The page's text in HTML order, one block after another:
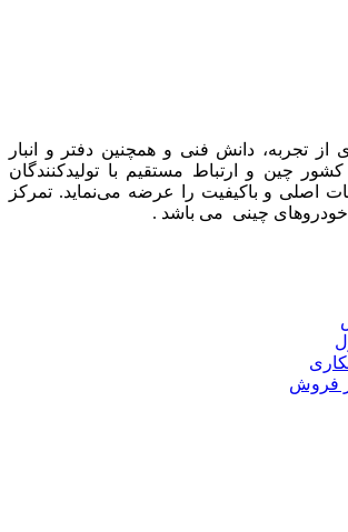
از تجربه، دانش فنی و همچنین دفتر و انبار
چین و ارتباط مستقیم با تولیدکنندگان
اصلی و باکیفیت را عرضه می‌نماید. تمرکز
خودروهای چینی می باشد .
فروش